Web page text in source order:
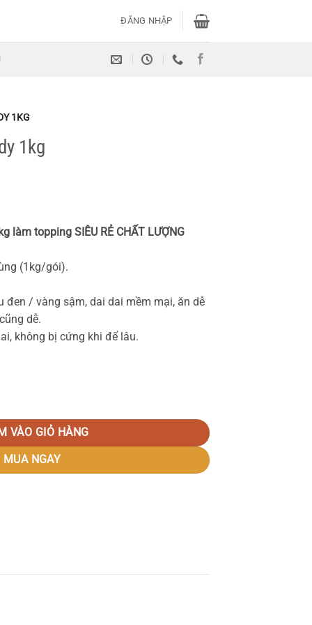
ĐĂNG NHẬP
1KG
1kg
làm topping SIÊU RẺ CHẤT LƯỢNG
(1kg/gói).
đen / vàng sậm, dai dai mềm mại, ăn dễ
dễ.
không bị cứng khi để lâu.
VÀO GIỎ HÀNG
MUA NGAY